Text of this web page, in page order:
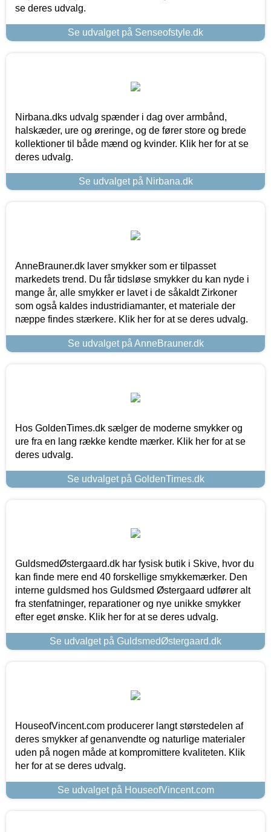
se deres udvalg.
Se udvalget på Senseofstyle.dk
Nirbana.dks udvalg spænder i dag over armbånd,
halskæder, ure og øreringe, og de fører store og brede
kollektioner til både mænd og kvinder. Klik her for at se
deres udvalg.
Se udvalget på Nirbana.dk
AnneBrauner.dk laver smykker som er tilpasset
markedets trend. Du får tidsløse smykker du kan nyde i
mange år, alle smykker er lavet i de såkaldt Zirkoner
som også kaldes industridiamanter, et materiale der
næppe findes stærkere. Klik her for at se deres udvalg.
Se udvalget på AnneBrauner.dk
Hos GoldenTimes.dk sælger de moderne smykker og
ure fra en lang række kendte mærker. Klik her for at se
deres udvalg.
Se udvalget på GoldenTimes.dk
GuldsmedØstergaard.dk har fysisk butik i Skive, hvor du
kan finde mere end 40 forskellige smykkemærker. Den
interne guldsmed hos Guldsmed Østergaard udfører alt
fra stenfatninger, reparationer og nye unikke smykker
efter eget ønske. Klik her for at se deres udvalg.
Se udvalget på GuldsmedØstergaard.dk
HouseofVincent.com producerer langt størstedelen af
deres smykker af genanvendte og naturlige materialer
uden på nogen måde at kompromittere kvaliteten. Klik
her for at se deres udvalg.
Se udvalget på HouseofVincent.com